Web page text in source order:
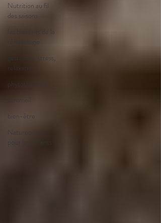
Nutrition au fil
des saisons
les bienfaits de la
gestion du stress,
relaxation
phytothérapie
bien-être
Naturopathie
pour les enfants